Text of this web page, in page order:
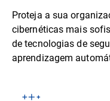
Proteja a sua
cibernéticas mais
de tecnologias de
aprendizagem